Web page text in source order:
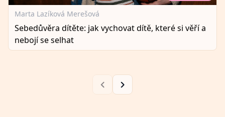
Marta Lazíková Merešová
Sebedůvěra dítěte: jak vychovat dítě, které si věří a
nebojí se selhat